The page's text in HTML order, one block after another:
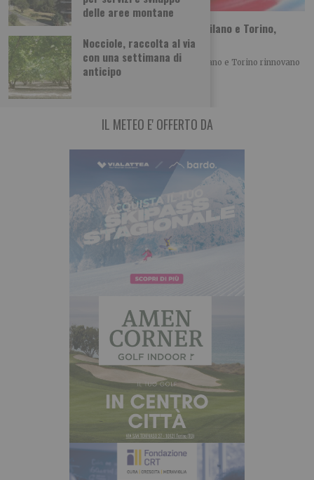
delle aree montane
Nocciole, raccolta al via
con una settimana di
anticipo
Sta per tornare MITO SettembreMusica: Milano e Torino,
vent’anni di musica insieme
Con la XX edizione di MITO SettembreMusica, Milano e Torino rinnovano
un patto culturale che, anno
IL METEO E' OFFERTO DA